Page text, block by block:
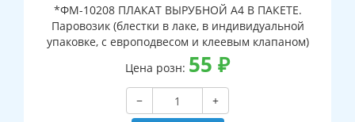
*ФМ-10208 ПЛАКАТ ВЫРУБНОЙ А4 В ПАКЕТЕ.
Паровозик (блестки в лаке, в индивидуальной
упаковке, с европодвесом и клеевым клапаном)
Цена розн: 55 ₽
−
+